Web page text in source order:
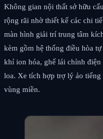
Không gian nội thất sở hữu
rộng rãi nhờ thiết kế các chi
màn hình giải trí trung tâm
kèm gồm hệ thống điều hòa
khí ion hóa, ghế lái chỉnh
loa. Xe tích hợp trợ lý ảo
vùng miền.